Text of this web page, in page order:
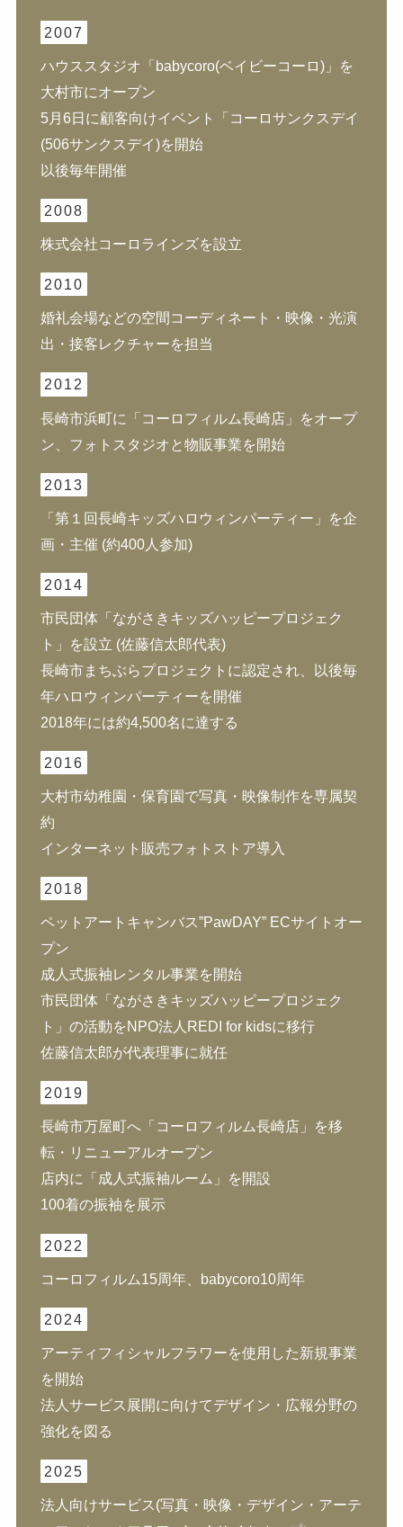
2007
ハウススタジオ「babycoro(ベイビーコーロ)」を
大村市にオープン
5月6日に顧客向けイベント「コーロサンクスデイ
(506サンクスデイ)を開始
以後毎年開催
2008
株式会社コーロラインズを設立
2010
婚礼会場などの空間コーディネート・映像・光演
出・接客レクチャーを担当
2012
長崎市浜町に「コーロフィルム長崎店」をオープ
ン、フォトスタジオと物販事業を開始
2013
「第１回長崎キッズハロウィンパーティー」を企
画・主催 (約400人参加)
2014
市民団体「ながさきキッズハッピープロジェク
ト」を設立 (佐藤信太郎代表)
長崎市まちぶらプロジェクトに認定され、以後毎
年ハロウィンパーティーを開催
2018年には約4,500名に達する
2016
大村市幼稚園・保育園で写真・映像制作を専属契
約
インターネット販売フォトストア導入
2018
ペットアートキャンバス”PawDAY” ECサイトオー
プン
成人式振袖レンタル事業を開始
市民団体「ながさきキッズハッピープロジェク
ト」の活動をNPO法人REDI for kidsに移行
佐藤信太郎が代表理事に就任
2019
長崎市万屋町へ「コーロフィルム長崎店」を移
転・リニューアルオープン
店内に「成人式振袖ルーム」を開設
100着の振袖を展示
2022
コーロフィルム15周年、babycoro10周年
2024
アーティフィシャルフラワーを使用した新規事業
を開始
法人サービス展開に向けてデザイン・広報分野の
強化を図る
2025
法人向けサービス(写真・映像・デザイン・アーテ